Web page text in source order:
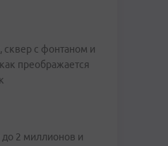
сквер с фонтаном и
преображается
2 миллионов и